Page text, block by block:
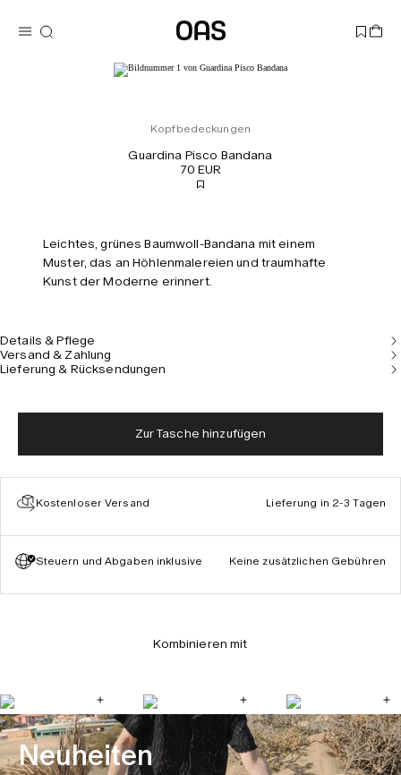
Kopfbedeckungen
Guardina Pisco Bandana
70 EUR
Leichtes, grünes Baumwoll-Bandana mit einem
Muster, das an Höhlenmalereien und traumhafte
Kunst der Moderne erinnert.
Details & Pflege
Versand & Zahlung
Lieferung & Rücksendungen
Zur Tasche hinzufügen
Kostenloser Versand Lieferung in 2-3 Tagen
Steuern und Abgaben inklusive Keine zusätzlichen Gebühren
Kombinieren mit
Neuheiten